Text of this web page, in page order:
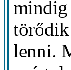
mindig
lenni.